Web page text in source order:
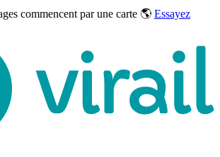
commencent par une carte 🌎 Essayez